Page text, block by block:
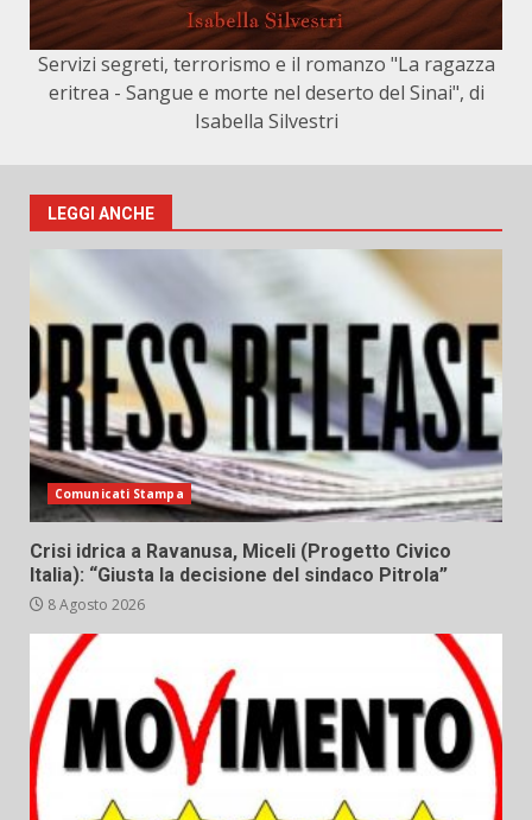
Servizi segreti, terrorismo e il romanzo "La ragazza
eritrea - Sangue e morte nel deserto del Sinai", di
Isabella Silvestri
LEGGI ANCHE
Comunicati Stampa
Crisi idrica a Ravanusa, Miceli (Progetto Civico
Italia): “Giusta la decisione del sindaco Pitrola”
8 Agosto 2026